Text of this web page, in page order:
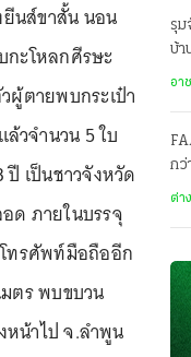
นส์ขาสั้น นอน
กะโหลกศีรษะ
ผู้ตายพบกระเป๋า
วจำนวน 5 ใบ
เป็นชาวจังหวัด
ด ภายในบรรจุ
ทรศัพท์มือถืออีก
ตร พบขบวน
น้าไป จ.ลำพูน
รุม
บ้า
อา
กว่
โ
ต่า